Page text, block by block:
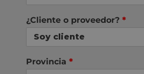
¿Cliente o proveedor? *
Provincia *